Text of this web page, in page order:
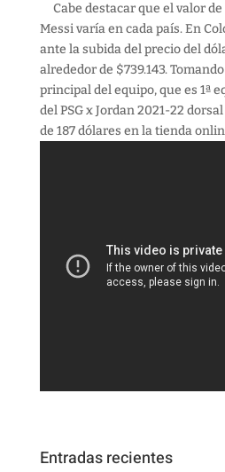
Cabe destacar que el valor
Messi varía en cada país. En
ante la subida del precio del
alrededor de $739.143.
principal del equipo, que es 1ª
del PSG x Jordan 2021-22
de 187 dólares en la tienda
Entradas recientes